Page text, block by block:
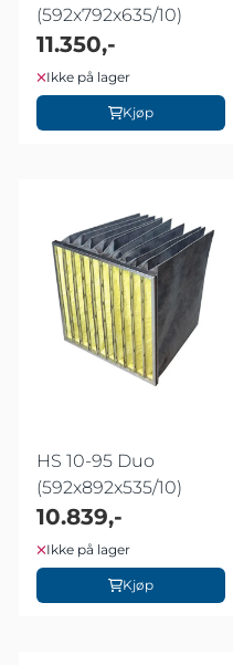
(592x792x635/10)
11.350,-
Ikke på lager
Kjøp
HS 10-95 Duo
(592x892x535/10)
10.839,-
Ikke på lager
Kjøp